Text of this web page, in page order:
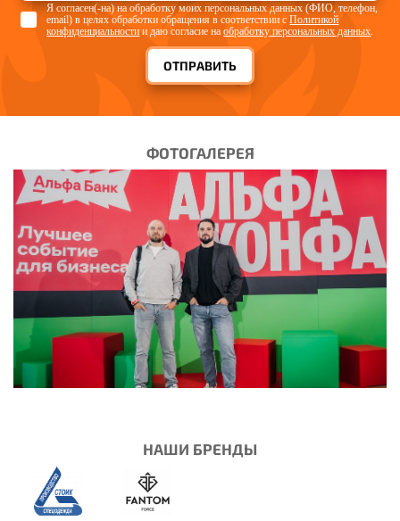
ОТПРАВИТЬ
Я согласен(-на) на обработку моих персональных данных (ФИО, телефон,
email) в целях обработки обращения в соответствии сПолитикой
конфиденциальности и даю согласие наобработку персональных данных
ФОТОГАЛЕРЕЯ
НАШИ БРЕНДЫ